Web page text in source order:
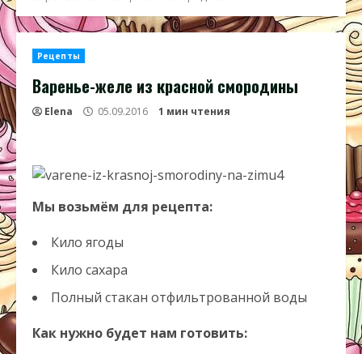
Рецепты
Варенье-желе из красной смородины
Elena 05.09.2016 1 мин чтения
Мы возьмём для рецепта:
Кило ягоды
Кило сахара
Полный стакан отфильтрованной воды
Как нужно будет нам готовить: